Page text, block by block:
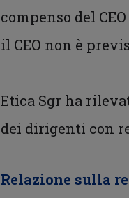
compenso del
il CEO non è
Etica Sgr ha
dei dirigenti con
Relazione sulla